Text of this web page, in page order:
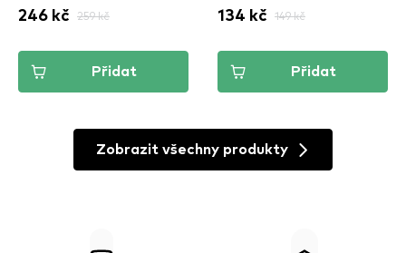
246 kč 259 kč
Přidat
134 kč 149 kč
Přidat
Zobrazit všechny produkty